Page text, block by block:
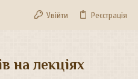
Увійти Реєстрація
на лекціях